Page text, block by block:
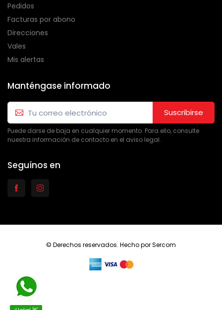
Pedidos
Facturas por abono
Direcciones
Vales
Mis alertas
Manténgase informado
Suscribirse
Puede darse de baja en cualquier momento. Para ello, consulte
nuestra información de contacto en el aviso legal.
Seguínos en
© Derechos reservados. Hecho porSercom